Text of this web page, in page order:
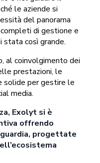
le aziende si
del panorama
di gestione e
stata così grande.
al coinvolgimento dei
prestazioni, le
solide per gestire le
media.
Exolyt si è
offrendo
progettate